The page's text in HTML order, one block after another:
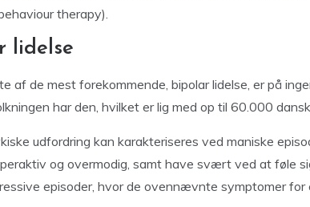
therapy).
lidelse
af de mest forekommende, bipolar lidelse, er på
har den, hvilket er lig med op til 60.000
udfordring kan karakteriseres ved maniske
og overmodig, samt have svært ved at føle
episoder, hvor de ovennævnte symptomer for